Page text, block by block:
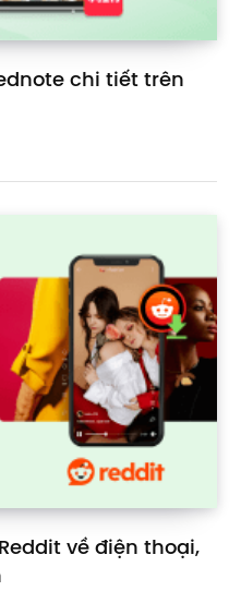
chi tiết trên
về điện thoại,